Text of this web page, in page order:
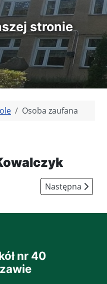
stronie
Osoba zaufana
Następna
Następna
nr 40